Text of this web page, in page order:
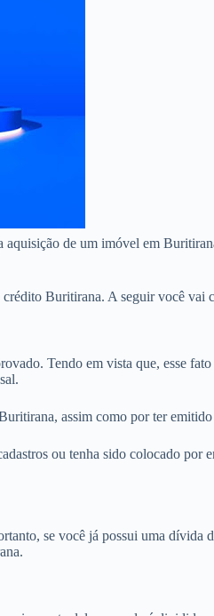
de um imóvel em
Buritirana. A seguir você vai
Tendo em vista que, esse
assim como por ter
ou tenha sido colocado
se você já possui uma dívida